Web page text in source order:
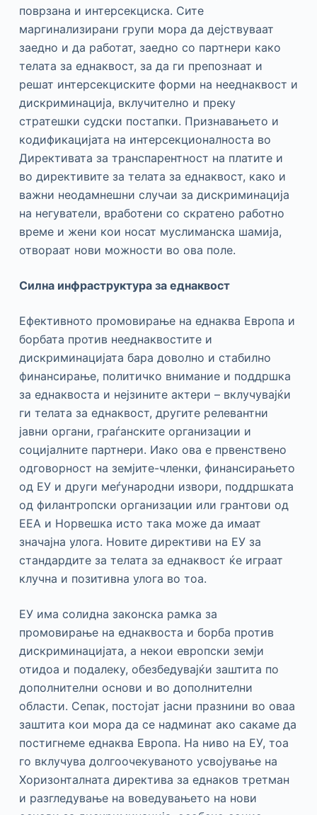
поврзана и интерсекциска. Сите
маргинализирани групи мора да дејствуваат
заедно и да работат, заедно со партнери како
телата за еднаквост, за да ги препознаат и
решат интерсекциските форми на нееднаквост и
дискриминација, вклучително и преку
стратешки судски постапки. Признавањето и
кодификацијата на интерсекционалноста во
Директивата за транспарентност на платите и
во директивите за телата за еднаквост, како и
важни неодамнешни случаи за дискриминација
на негуватели, вработени со скратено работно
време и жени кои носат муслиманска шамија,
отвораат нови можности во ова поле.
Силна инфраструктура за еднаквост
Ефективното промовирање на еднаква Европа и
борбата против нееднаквостите и
дискриминацијата бара доволно и стабилно
финансирање, политичко внимание и поддршка
за еднаквоста и нејзините актери – вклучувајќи
ги телата за еднаквост, другите релевантни
јавни органи, граѓанските организации и
социјалните партнери. Иако ова е првенствено
одговорност на земјите-членки, финансирањето
од ЕУ и други меѓународни извори, поддршката
од филантропски организации или грантови од
ЕЕА и Норвешка исто така може да имаат
значајна улога. Новите директиви на ЕУ за
стандардите за телата за еднаквост ќе играат
клучна и позитивна улога во тоа.
ЕУ има солидна законска рамка за
промовирање на еднаквоста и борба против
дискриминацијата, а некои европски земји
отидоа и подалеку, обезбедувајќи заштита по
дополнителни основи и во дополнителни
области. Сепак, постојат јасни празнини во оваа
заштита кои мора да се надминат ако сакаме да
постигнеме еднаква Европа. На ниво на ЕУ, тоа
го вклучува долгоочекуваното усвојување на
Хоризонталната директива за еднаков третман
и разгледување на воведувањето на нови